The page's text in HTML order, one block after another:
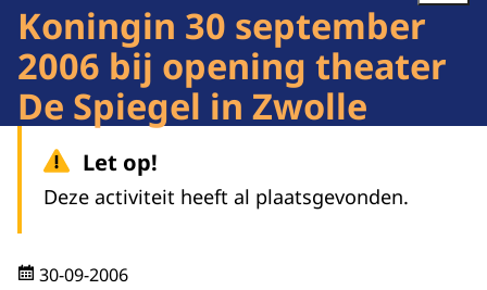
Koningin 30 september
2006 bij opening theater
De Spiegel in Zwolle
Let op!
Deze activiteit heeft al plaatsgevonden.
30-09-2006